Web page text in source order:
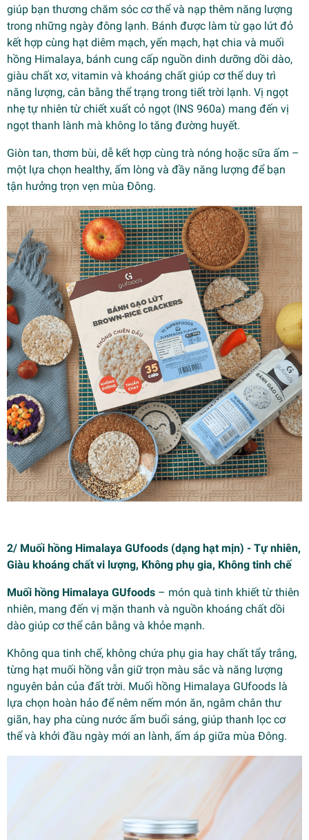
giúp bạn thương chăm sóc cơ thể và nạp thêm năng lượng
trong những ngày đông lạnh. Bánh được làm từ gạo lứt đỏ
kết hợp cùng hạt diêm mạch, yến mạch, hạt chia và muối
hồng Himalaya, bánh cung cấp nguồn dinh dưỡng dồi dào,
giàu chất xơ, vitamin và khoáng chất giúp cơ thể duy trì
năng lượng, cân bằng thể trạng trong tiết trời lạnh. Vị ngọt
nhẹ tự nhiên từ chiết xuất cỏ ngọt (INS 960a) mang đến vị
ngọt thanh lành mà không lo tăng đường huyết.
Giòn tan, thơm bùi, dễ kết hợp cùng trà nóng hoặc sữa ấm –
một lựa chọn healthy, ấm lòng và đầy năng lượng để bạn
tận hưởng trọn vẹn mùa Đông.
2/ Muối hồng Himalaya GUfoods (dạng hạt mịn) - Tự nhiên,
Giàu khoáng chất vi lượng, Không phụ gia, Không tinh chế
Muối hồng Himalaya GUfoods – món quà tinh khiết từ thiên
nhiên, mang đến vị mặn thanh và nguồn khoáng chất dồi
dào giúp cơ thể cân bằng và khỏe mạnh.
Không qua tinh chế, không chứa phụ gia hay chất tẩy trắng,
từng hạt muối hồng vẫn giữ trọn màu sắc và năng lượng
nguyên bản của đất trời. Muối hồng Himalaya GUfoods là
lựa chọn hoàn hảo để nêm nếm món ăn, ngâm chân thư
giãn, hay pha cùng nước ấm buổi sáng, giúp thanh lọc cơ
thể và khởi đầu ngày mới an lành, ấm áp giữa mùa Đông.